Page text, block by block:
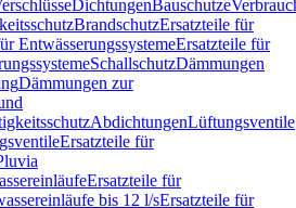
DichtungenBauschutze
BrandschutzErsatzteile für
EntwässerungssystemeErsatzteile für
SchallschutzDämmungen
Dämmungen zur
AbdichtungenLüftungsventile
Ersatzteile für
Ersatzteile für
bis 12 l/sErsatzteile für